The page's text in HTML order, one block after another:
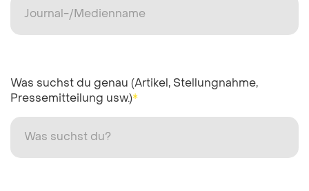
Was suchst du genau (Artikel, Stellungnahme,
Pressemitteilung usw.)*